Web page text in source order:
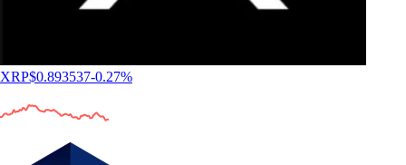
XRP$0.893537-0.27%